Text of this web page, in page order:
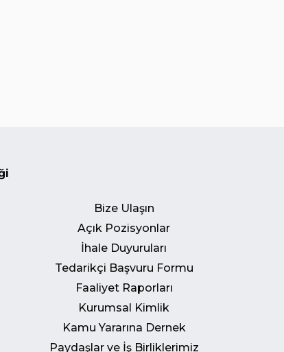
Bize Ulaşın
Açık Pozisyonlar
İhale Duyuruları
Tedarikçi Başvuru Formu
Faaliyet Raporları
Kurumsal Kimlik
Kamu Yararına Dernek
Paydaşlar ve İş Birliklerimiz